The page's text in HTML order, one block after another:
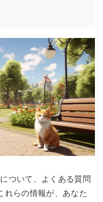
ついて、よくある質問
れらの情報が、あなた